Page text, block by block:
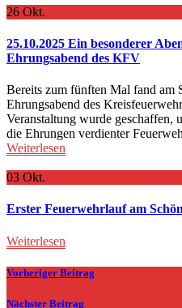
26 Okt.
25.10.2025 Ein besonderer
Ehrungsabend des KFV
Bereits zum fünften Mal fand am
Ehrungsabend des
Veranstaltung wurde geschaffen,
die Ehrungen verdienter
Weiterlesen
03 Okt.
Erster Feuerwehrlauf am
Weiterlesen
Vorheriger Beitrag
Nächster Beitrag